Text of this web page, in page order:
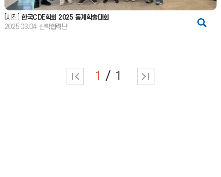
[사진] 한국CDE학회 2025 동계학술대회
2025.03.04 산학협력단
1 1